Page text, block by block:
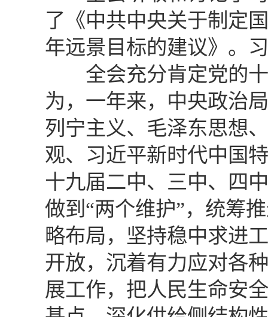
了《中共中央关于制定
年远景目标的建议》。
全会充分肯定党的十
为，一年来，中央政治
列宁主义、毛泽东思想
观、习近平新时代中国
十九届二中、三中、四
做到“两个维护”，统筹
略布局，坚持稳中求进
开放，沉着有力应对各
展工作，把人民生命安